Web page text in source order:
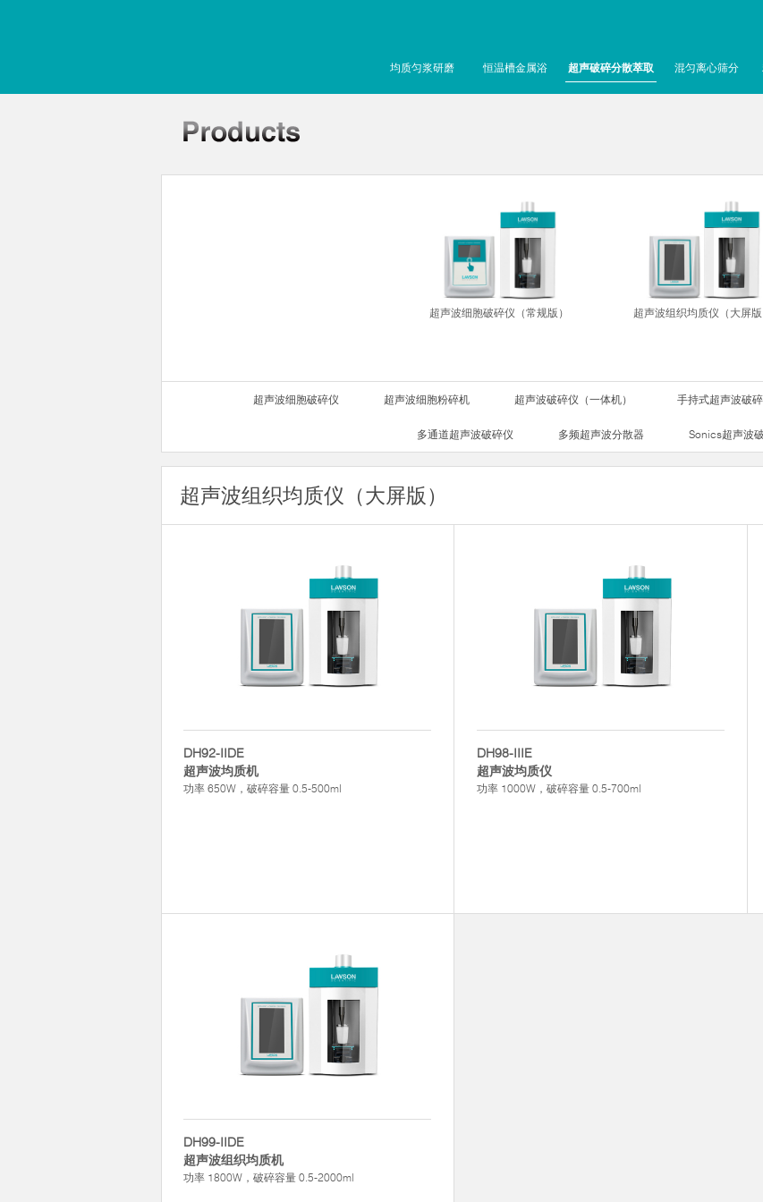
均质匀浆研磨 恒温槽金属浴 超声破碎分散萃取 混匀离心筛分
超声波细胞破碎仪（常规版） 超声波组织均质仪（大屏版
超声波细胞破碎仪 超声波细胞粉碎机 超声波破碎仪（一体机） 手持式超声波破
多通道超声波破碎仪 多频超声波分散器 Sonics超声波
超声波组织均质仪（大屏版）
DH92-IIDE
超声波均质机
功率 650W，破碎容量 0.5-500ml
DH98-IIIE
超声波均质仪
功率 1000W，破碎容量 0.5-700ml
DH99-IIDE
超声波组织均质机
功率 1800W，破碎容量 0.5-2000ml